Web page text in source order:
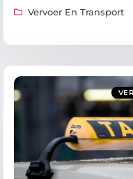
Vervoer En Transport